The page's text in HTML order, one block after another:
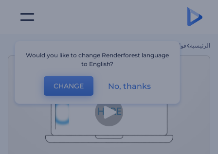
الرئيسية قوالب
Would you like to change Renderforest language
to English?
CHANGE No, thanks